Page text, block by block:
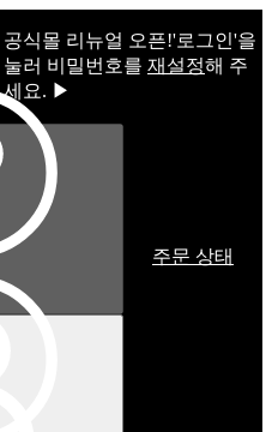
공식몰 리뉴얼 오픈!ㅤ'로그인'을
눌러 비밀번호를 재설정해 주
세요. ▶
주문 상태